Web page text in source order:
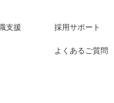
支援 採用サポート
よくあるご質問